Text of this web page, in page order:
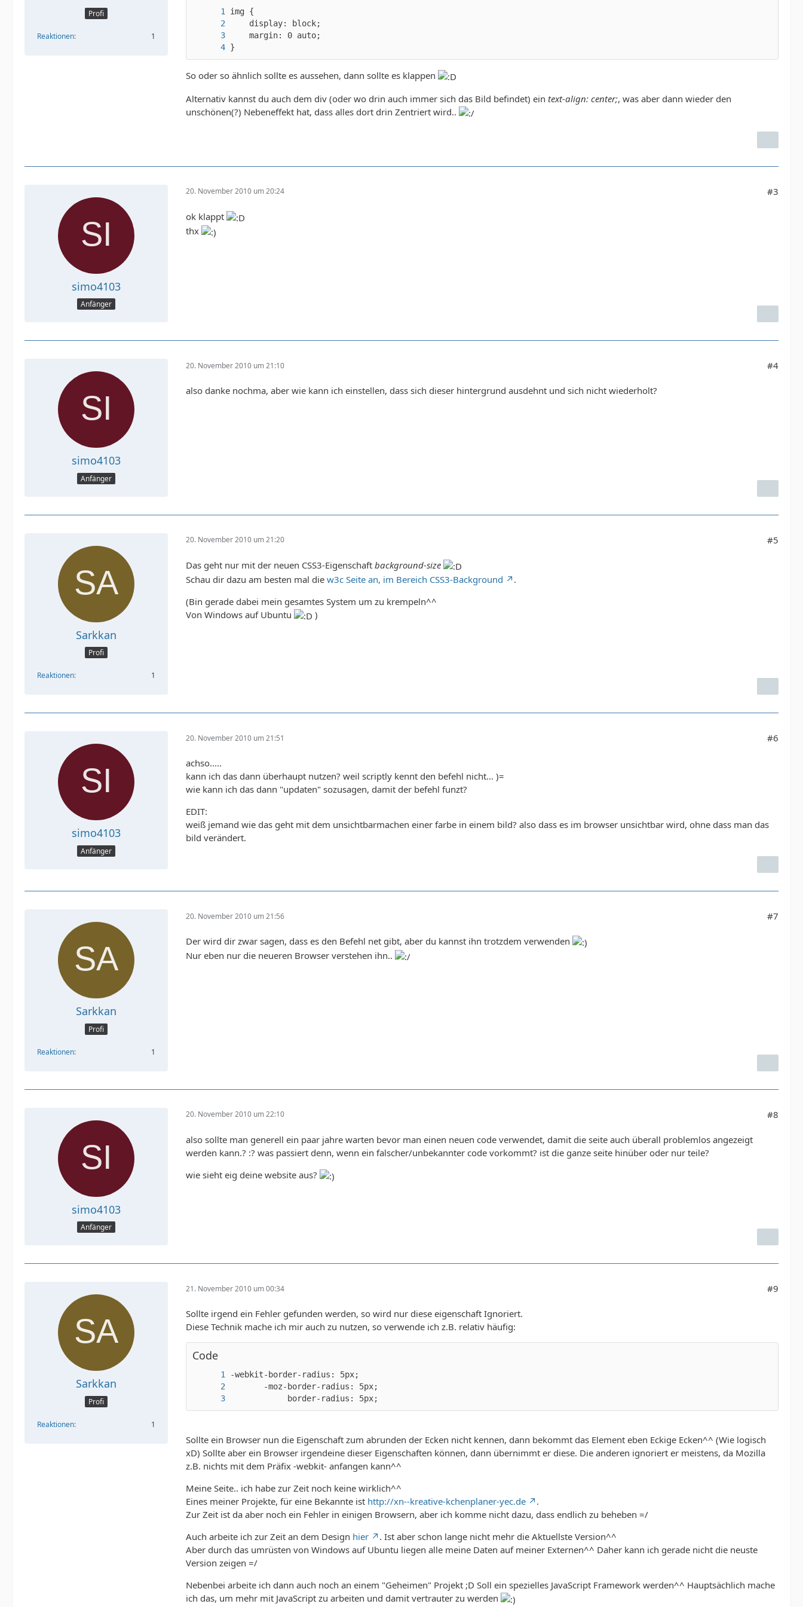
Profi
Reaktionen 1
}
So oder so ähnlich sollte es aussehen, dann sollte es klappen
Alternativ kannst du auch dem div (oder wo drin auch immer sich das Bild befindet) ein text-align: center;, was aber dann wieder den
unschönen(?) Nebeneffekt hat, dass alles dort drin Zentriert wird..
simo4103
Anfänger
20. November 2010 um 20:24 #3
ok klappt
thx
simo4103
Anfänger
20. November 2010 um 21:10 #4
also danke nochma, aber wie kann ich einstellen, dass sich dieser hintergrund ausdehnt und sich nicht wiederholt?
Sarkkan
Profi
Reaktionen 1
20. November 2010 um 21:20 #5
Das geht nur mit der neuen CSS3-Eigenschaft background-size
Schau dir dazu am besten mal die w3c Seite an, im Bereich CSS3-Background
.
(Bin gerade dabei mein gesamtes System um zu krempeln^^
Von Windows auf Ubuntu
)
simo4103
Anfänger
20. November 2010 um 21:51 #6
achso.....
kann ich das dann überhaupt nutzen? weil scriptly kennt den befehl nicht... )=
wie kann ich das dann "updaten" sozusagen, damit der befehl funzt?
EDIT:
weiß jemand wie das geht mit dem unsichtbarmachen einer farbe in einem bild? also dass es im browser unsichtbar wird, ohne dass man das
bild verändert.
Sarkkan
Profi
Reaktionen 1
20. November 2010 um 21:56 #7
Der wird dir zwar sagen, dass es den Befehl net gibt, aber du kannst ihn trotzdem verwenden
Nur eben nur die neueren Browser verstehen ihn..
simo4103
Anfänger
20. November 2010 um 22:10 #8
also sollte man generell ein paar jahre warten bevor man einen neuen code verwendet, damit die seite auch überall problemlos angezeigt
werden kann.? :? was passiert denn, wenn ein falscher/unbekannter code vorkommt? ist die ganze seite hinüber oder nur teile?
wie sieht eig deine website aus?
Sarkkan
Profi
Reaktionen 1
21. November 2010 um 00:34 #9
Sollte irgend ein Fehler gefunden werden, so wird nur diese eigenschaft Ignoriert.
Diese Technik mache ich mir auch zu nutzen, so verwende ich z.B. relativ häufig:
Code
            border-radius: 5px;
Sollte ein Browser nun die Eigenschaft zum abrunden der Ecken nicht kennen, dann bekommt das Element eben Eckige Ecken^^ (Wie logisch
xD) Sollte aber ein Browser irgendeine dieser Eigenschaften können, dann übernimmt er diese. Die anderen ignoriert er meistens, da Mozilla
z.B. nichts mit dem Präfix -webkit- anfangen kann^^
Meine Seite.. ich habe zur Zeit noch keine wirklich^^
Eines meiner Projekte, für eine Bekannte ist http://xn--kreative-kchenplaner-yec.de
.
Zur Zeit ist da aber noch ein Fehler in einigen Browsern, aber ich komme nicht dazu, dass endlich zu beheben =/
Auch arbeite ich zur Zeit an dem Design hier
. Ist aber schon lange nicht mehr die Aktuellste Version^^
Aber durch das umrüsten von Windows auf Ubuntu liegen alle meine Daten auf meiner Externen^^ Daher kann ich gerade nicht die neuste
Version zeigen =/
Nebenbei arbeite ich dann auch noch an einem "Geheimen" Projekt ;D Soll ein spezielles JavaScript Framework werden^^ Hauptsächlich mache
ich das, um mehr mit JavaScript zu arbeiten und damit vertrauter zu werden